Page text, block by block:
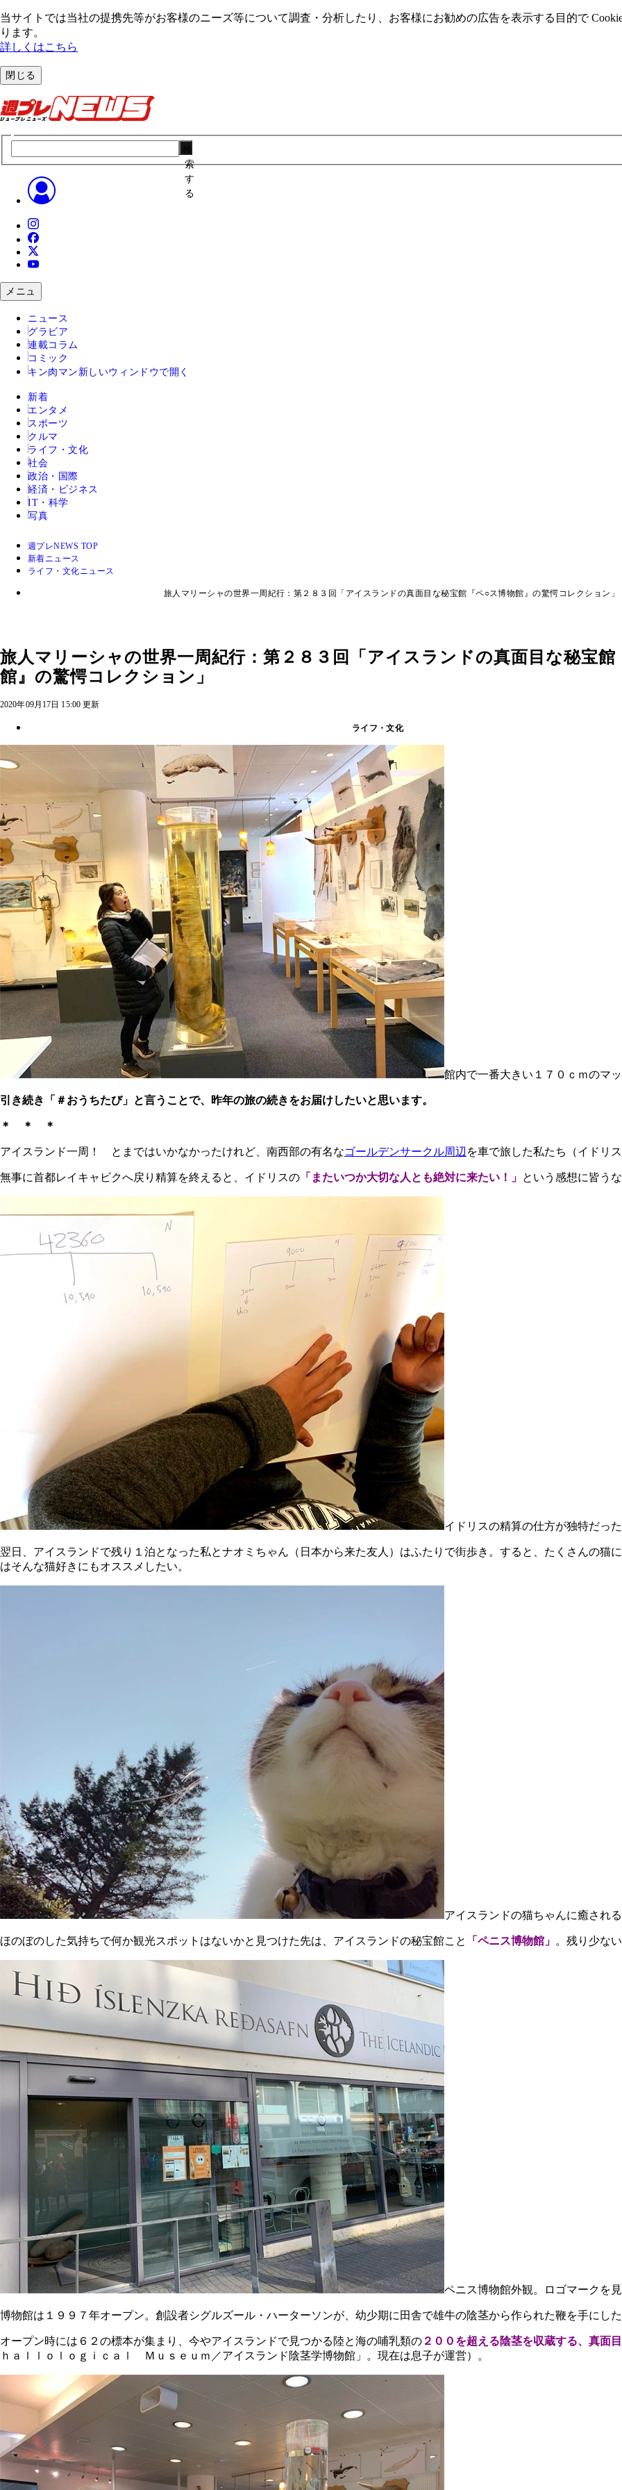
当サイトでは当社の提携先等がお客様のニーズ等について調査・分析したり、お客様にお勧めの広告を表⽰する⽬的で
ります。
詳しくはこちら
閉じる
索
す
る
メニュ
ニュース
グラビア
連載コラム
コミック
キン肉マン 新しいウィンドウで開く
新着
エンタメ
スポーツ
クルマ
ライフ・文化
社会
政治・国際
経済・ビジネス
IT・科学
写真
週プレNEWS TOP
新着ニュース
ライフ・文化ニュース
旅人マリーシャの世界一周紀行：第２８３回「アイスランドの真面目な秘宝館『ペ○ス博物館』の驚愕コレクション」
旅人マリーシャの世界一周紀行：第２８３回「アイスランドの真面目な秘宝館
館』の驚愕コレクション」
2020年09月17日 15:00 更新
ライフ・文化
館内で一番大きい１７０ｃｍのマ
引き続き「＃おうちたび」と言うことで、昨年の旅の続きをお届けしたいと思います。
＊ ＊ ＊
アイスランド一周！ とまではいかなかったけれど、南西部の有名なゴールデンサークル周辺 を車で旅した私たち（イドリ
無事に首都レイキャビクへ戻り精算を終えると、イドリスの 「またいつか大切な人とも絶対に来たい！」 という感想に皆う
イドリスの精算の仕方が独特だっ
翌日、アイスランドで残り１泊となった私とナオミちゃん（日本から来た友人）はふたりで街歩き。すると、たくさんの猫
はそんな猫好きにもオススメしたい。
アイスランドの猫ちゃんに癒される
ほのぼのした気持ちで何か観光スポットはないかと見つけた先は、アイスランドの秘宝館こと 「ペニス博物館」 。残り少な
ペニス博物館外観。ロゴマークを
博物館は１９９７年オープン。創設者シグルズール・ハーターソンが、幼少期に田舎で雄牛の陰茎から作られた鞭を手にし
オープン時には６２の標本が集まり、今やアイスランドで見つかる 陸と海の哺乳類の ２００を超える陰茎を収蔵する、真面
ｈａｌｌｏｌｏｇｉｃａｌ Ｍｕｓｅｕｍ／アイスランド陰茎学博物館」。現在は息子が運営）。